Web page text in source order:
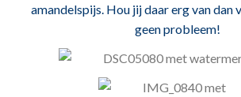
amandelspijs. Hou jij daar erg van dan
geen probleem!